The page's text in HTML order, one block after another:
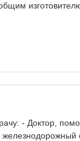
- Доктор,
железнодорожный